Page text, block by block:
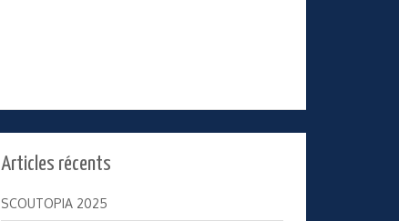
Articles récents
SCOUTOPIA 2025